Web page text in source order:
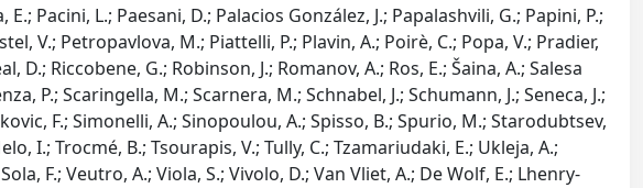
Pacini, L.; Paesani, D.; Palacios González, J.; Papalashvili, G.; Papini, P.;
V.; Petropavlova, M.; Piattelli, P.; Plavin, A.; Poirè, C.; Popa, V.; Pradier,
D.; Riccobene, G.; Robinson, J.; Romanov, A.; Ros, E.; Šaina, A.; Salesa
P.; Scaringella, M.; Scarnera, M.; Schnabel, J.; Schumann, J.; Seneca, J.;
F.; Simonelli, A.; Sinopoulou, A.; Spisso, B.; Spurio, M.; Starodubtsev,
I.; Trocmé, B.; Tsourapis, V.; Tully, C.; Tzamariudaki, E.; Ukleja, A.;
F.; Veutro, A.; Viola, S.; Vivolo, D.; Van Vliet, A.; De Wolf, E.; Lhenry-